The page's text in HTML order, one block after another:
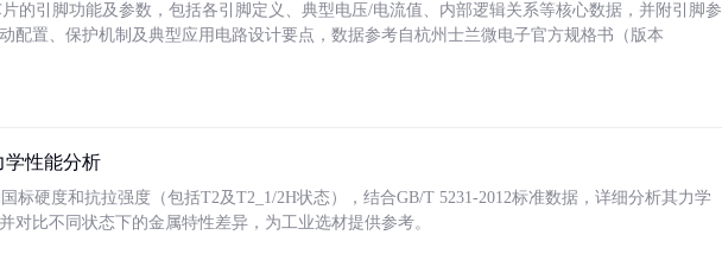
片的引脚功能及参数，包括各引脚定义、典型电压/电流值、内部逻辑关系等核心数据，并附引脚参
配置、保护机制及典型应用电路设计要点，数据参考自杭州士兰微电子官方规格书（版本
学性能分析
标硬度和抗拉强度（包括T2及T2_1/2H状态），结合GB/T 5231-2012标准数据，详细分析其力学
对比不同状态下的金属特性差异，为工业选材提供参考。